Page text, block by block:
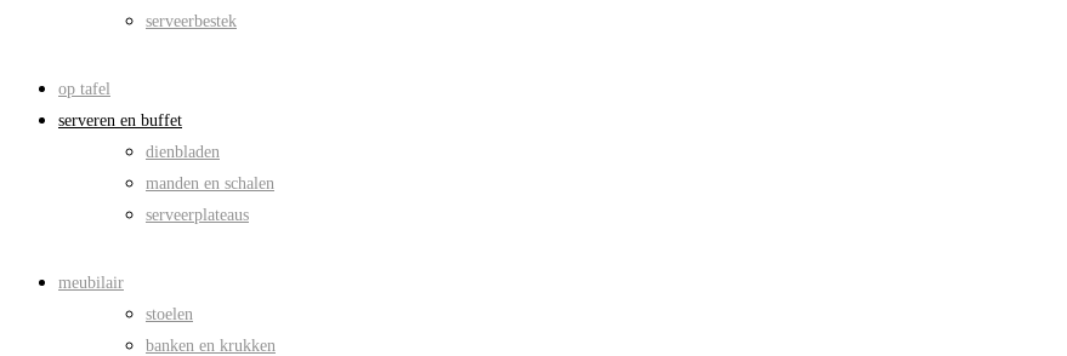
serveerbestek
op tafel
serveren en buffet
dienbladen
manden en schalen
serveerplateaus
meubilair
stoelen
banken en krukken